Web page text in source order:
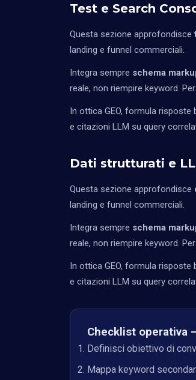
Test e Search
Questa sezione approfondisce
landing e funnel commerciali.
Integra sempre schema
reale, non riempire keyword.
In ottica GEO, formula
e citazioni LLM su query
Dati strutturati e
Questa sezione approfondisce
landing e funnel commerciali.
Integra sempre schema
reale, non riempire keyword.
In ottica GEO, formula
e citazioni LLM su query
Checklist operativa
Definisci obiettivo di
Mappa keyword